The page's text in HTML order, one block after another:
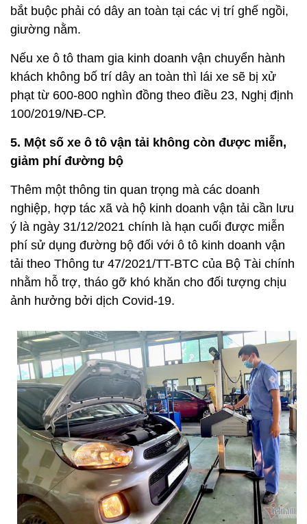
bắt buộc phải có dây an toàn tại các vị trí ghế ngồi,
giường nằm.
Nếu xe ô tô tham gia kinh doanh vận chuyển hành
khách không bố trí dây an toàn thì lái xe sẽ bị xử
phạt từ 600-800 nghìn đồng theo điều 23, Nghị định
100/2019/NĐ-CP.
5. Một số xe ô tô vận tải không còn được miễn,
giảm phí đường bộ
Thêm một thông tin quan trọng mà các doanh
nghiệp, hợp tác xã và hộ kinh doanh vận tải cần lưu
ý là ngày 31/12/2021 chính là hạn cuối được miễn
phí sử dụng đường bộ đối với ô tô kinh doanh vận
tải theo Thông tư 47/2021/TT-BTC của Bộ Tài chính
nhằm hỗ trợ, tháo gỡ khó khăn cho đối tượng chịu
ảnh hưởng bởi dịch Covid-19.